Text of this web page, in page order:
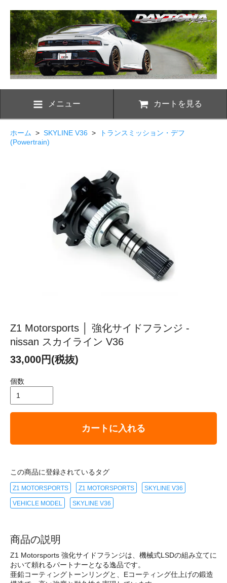
メニュー カートを見る
ホーム > SKYLINE V36 >
トランスミッション・デフ
(Powertrain)
Z1 Motorsports │ 強化サイドフランジ -
nissan スカイライン V36
33,000円(税抜)
個数
カートに入れる
この商品に登録されているタグ
Z1 MOTORSPORTS Z1 MOTORSPORTS SKYLINE V36
VEHICLE MODEL SKYLINE V36
商品の説明
Z1 Motorsports 強化サイドフランジは、機械式LSDの組み立てに
おいて頼れるパートナーとなる逸品です。
亜鉛コーティングトーンリングと、Eコーティング仕上げの鍛造